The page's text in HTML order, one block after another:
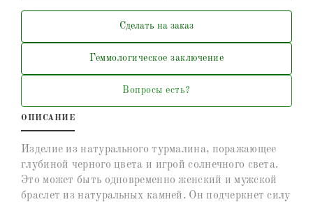
Сделать на заказ
Геммологическое заключение
Вопросы есть?
ОПИСАНИЕ
Изделие из натурального турмалина, поражающее
глубиной черного цвета и игрой солнечного света.
Это может быть одновременно женский и мужской
браслет из натуральных камней. Он подчеркнет силу